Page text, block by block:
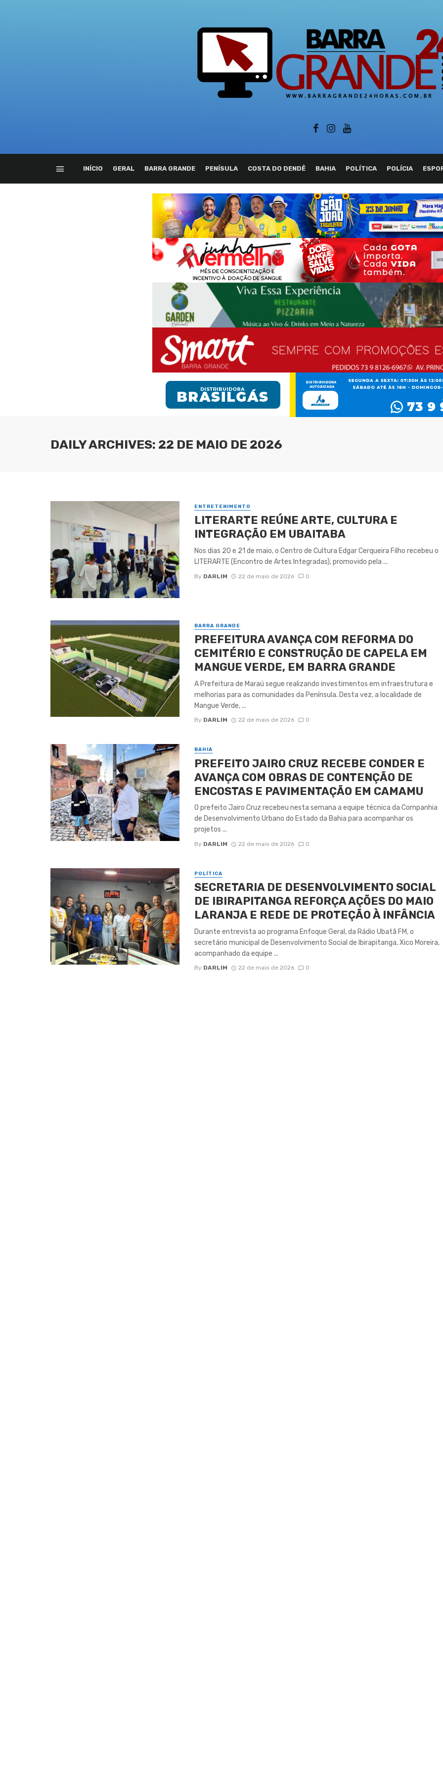
INÍCIO GERAL BARRA GRANDE PENÍSULA COSTA DO DENDÊ BAHIA POLÍTICA POLÍCIA
DAILY ARCHIVES: 22 DE MAIO DE 2026
ENTRETENIMENTO
LITERARTE REÚNE ARTE, CULTURA E
INTEGRAÇÃO EM UBAITABA
Nos dias 20 e 21 de maio, o Centro de Cultura Edgar Cerqueira Filho recebeu o
LITERARTE (Encontro de Artes Integradas), promovido pela ...
By DARLIM 22 de maio de 2026 0
BARRA GRANDE
PREFEITURA AVANÇA COM REFORMA DO
CEMITÉRIO E CONSTRUÇÃO DE CAPELA EM
MANGUE VERDE, EM BARRA GRANDE
A Prefeitura de Maraú segue realizando investimentos em infraestrutura e
melhorias para as comunidades da Península. Desta vez, a localidade de
Mangue Verde, ...
By DARLIM 22 de maio de 2026 0
BAHIA
PREFEITO JAIRO CRUZ RECEBE CONDER E
AVANÇA COM OBRAS DE CONTENÇÃO DE
ENCOSTAS E PAVIMENTAÇÃO EM CAMAMU
O prefeito Jairo Cruz recebeu nesta semana a equipe técnica da Companhia
de Desenvolvimento Urbano do Estado da Bahia para acompanhar os
projetos ...
By DARLIM 22 de maio de 2026 0
POLÍTICA
SECRETARIA DE DESENVOLVIMENTO SOCIAL
DE IBIRAPITANGA REFORÇA AÇÕES DO MAIO
LARANJA E REDE DE PROTEÇÃO À INFÂNCIA
Durante entrevista ao programa Enfoque Geral, da Rádio Ubatã FM, o
secretário municipal de Desenvolvimento Social de Ibirapitanga, Xico Moreira,
acompanhado da equipe ...
By DARLIM 22 de maio de 2026 0